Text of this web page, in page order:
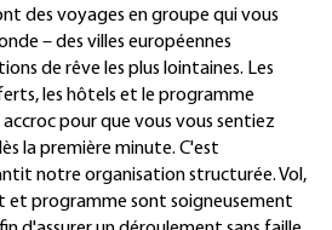
des voyages en groupe qui vous
– des villes européennes
de rêve les plus lointaines. Les
les hôtels et le programme
pour que vous vous sentiez
la première minute. C'est
notre organisation structurée. Vol,
et programme sont soigneusement